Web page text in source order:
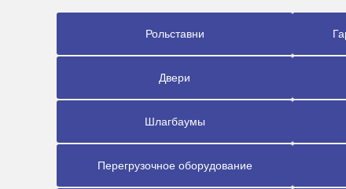
Рольставни
Двери
Шлагбаумы
Перегрузочное оборудование